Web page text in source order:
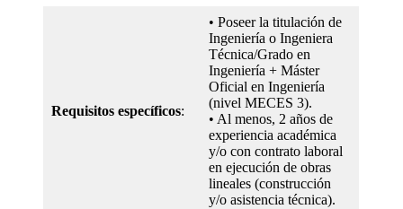
Requisitos específicos:
• Poseer la titulación de
Ingeniería o Ingeniera
Técnica/Grado en
Ingeniería + Máster
Oficial en Ingeniería
(nivel MECES 3).
• Al menos, 2 años de
experiencia académica
y/o con contrato laboral
en ejecución de obras
lineales (construcción
y/o asistencia técnica).